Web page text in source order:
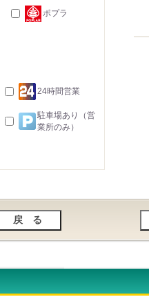
ポプラ
24時間営業
駐車場あり（営
業所のみ）